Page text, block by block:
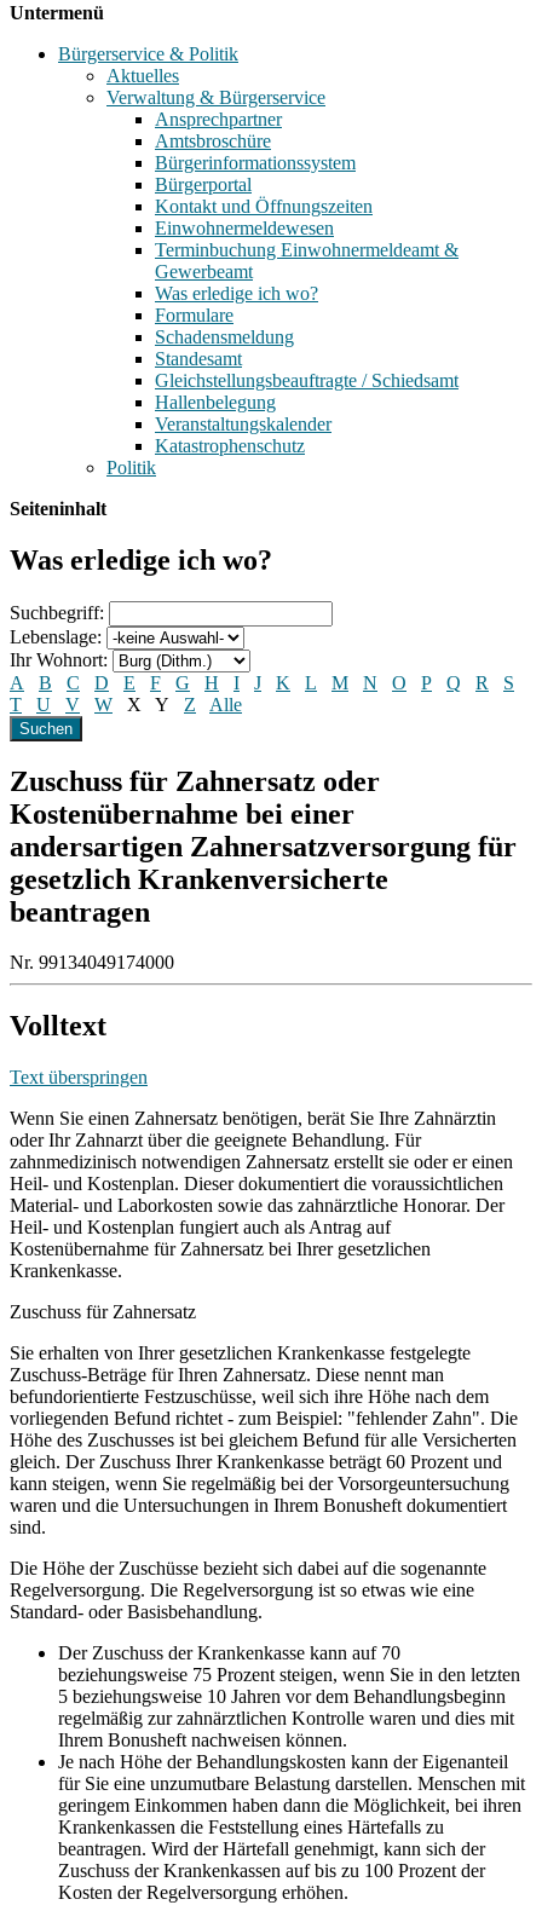
Untermenü
Bürgerservice & Politik
Aktuelles
Verwaltung & Bürgerservice
Ansprechpartner
Amtsbroschüre
Bürgerinformationssystem
Bürgerportal
Kontakt und Öffnungszeiten
Einwohnermeldewesen
Terminbuchung Einwohnermeldeamt &
Gewerbeamt
Was erledige ich wo?
Formulare
Schadensmeldung
Standesamt
Gleichstellungsbeauftragte / Schiedsamt
Hallenbelegung
Veranstaltungskalender
Katastrophenschutz
Politik
Seiteninhalt
Was erledige ich wo?
Suchbegriff:
Lebenslage:
Ihr Wohnort:
A
B C D E F G H I J K L M N O P Q R
S
T
U V W X Y Z Alle
Zuschuss für Zahnersatz oder
Kostenübernahme bei einer
andersartigen Zahnersatzversorgung für
gesetzlich Krankenversicherte
beantragen
Nr. 99134049174000
Volltext
Text überspringen
Wenn Sie einen Zahnersatz benötigen, berät Sie Ihre Zahnärztin
oder Ihr Zahnarzt über die geeignete Behandlung. Für
zahnmedizinisch notwendigen Zahnersatz erstellt sie oder er einen
Heil- und Kostenplan. Dieser dokumentiert die voraussichtlichen
Material- und Laborkosten sowie das zahnärztliche Honorar. Der
Heil- und Kostenplan fungiert auch als Antrag auf
Kostenübernahme für Zahnersatz bei Ihrer gesetzlichen
Krankenkasse.
Zuschuss für Zahnersatz
Sie erhalten von Ihrer gesetzlichen Krankenkasse festgelegte
Zuschuss-Beträge für Ihren Zahnersatz. Diese nennt man
befundorientierte Festzuschüsse, weil sich ihre Höhe nach dem
vorliegenden Befund richtet - zum Beispiel: "fehlender Zahn". Die
Höhe des Zuschusses ist bei gleichem Befund für alle Versicherten
gleich. Der Zuschuss Ihrer Krankenkasse beträgt 60 Prozent und
kann steigen, wenn Sie regelmäßig bei der Vorsorgeuntersuchung
waren und die Untersuchungen in Ihrem Bonusheft dokumentiert
sind.
Die Höhe der Zuschüsse bezieht sich dabei auf die sogenannte
Regelversorgung. Die Regelversorgung ist so etwas wie eine
Standard- oder Basisbehandlung.
Der Zuschuss der Krankenkasse kann auf 70
beziehungsweise 75 Prozent steigen, wenn Sie in den letzten
5 beziehungsweise 10 Jahren vor dem Behandlungsbeginn
regelmäßig zur zahnärztlichen Kontrolle waren und dies mit
Ihrem Bonusheft nachweisen können.
Je nach Höhe der Behandlungskosten kann der Eigenanteil
für Sie eine unzumutbare Belastung darstellen. Menschen mit
geringem Einkommen haben dann die Möglichkeit, bei ihren
Krankenkassen die Feststellung eines Härtefalls zu
beantragen. Wird der Härtefall genehmigt, kann sich der
Zuschuss der Krankenkassen auf bis zu 100 Prozent der
Kosten der Regelversorgung erhöhen.